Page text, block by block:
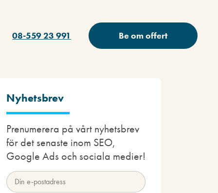
08-559 23 991 Be om offert
Nyhetsbrev
Prenumerera på vårt nyhetsbrev
för det senaste inom SEO,
Google Ads och sociala medier!